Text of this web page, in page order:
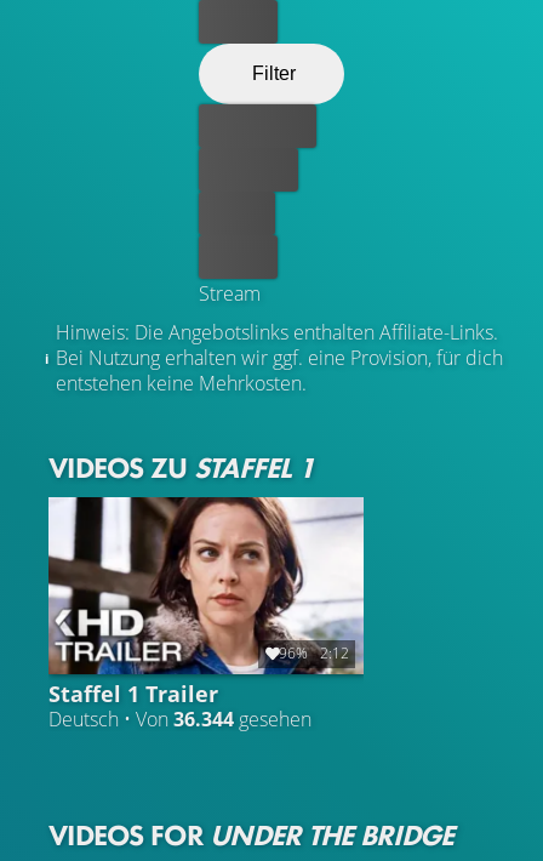
Filter
Stream
Hinweis: Die Angebotslinks enthalten Affiliate-Links.
Bei Nutzung erhalten wir ggf. eine Provision, für dich
entstehen keine Mehrkosten.
VIDEOS ZU STAFFEL 1
96% 2:12
Staffel 1 Trailer
Deutsch • Von36.344 gesehen
VIDEOS FOR UNDER THE BRIDGE